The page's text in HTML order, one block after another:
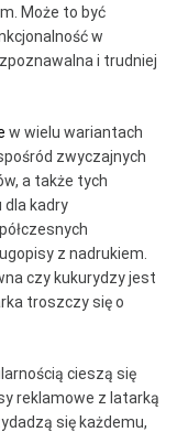
Może to być
w
i trudniej
w wielu wariantach
zwyczajnych
a także tych
dla kadry
z nadrukiem.
czy kukurydzy jest
troszczy się o
cieszą się
reklamowe z latarką
się każdemu,